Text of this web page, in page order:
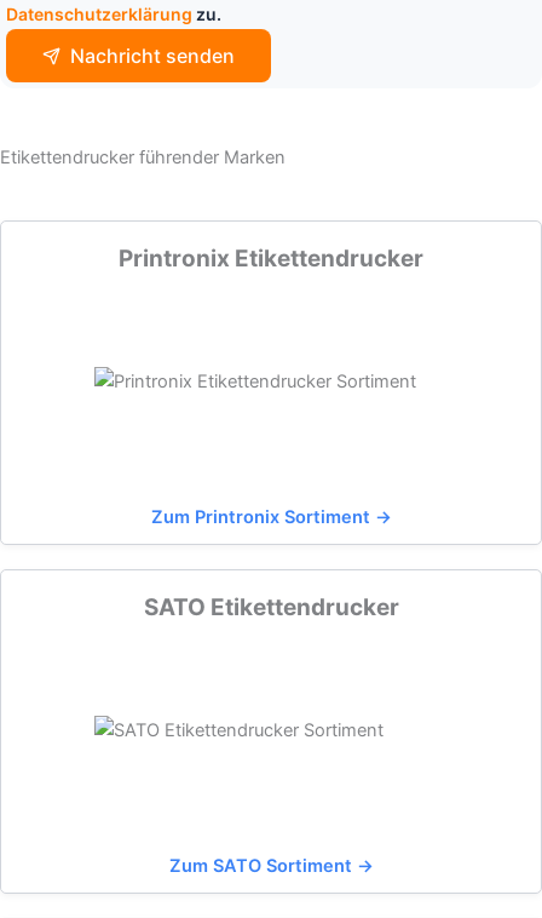
Datenschutzerklärung zu.
Nachricht senden
Etikettendrucker führender Marken
Printronix Etikettendrucker
Zum Printronix Sortiment →
SATO Etikettendrucker
Zum SATO Sortiment →